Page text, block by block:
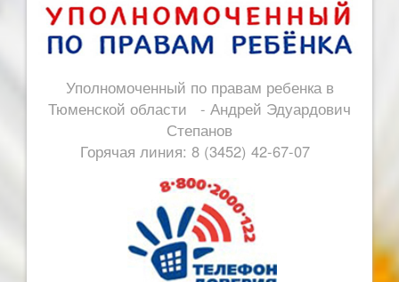
Уполномоченный по правам ребенка в
Тюменской области - Андрей Эдуардович
Степанов
Горячая линия: 8 (3452) 42-67-07